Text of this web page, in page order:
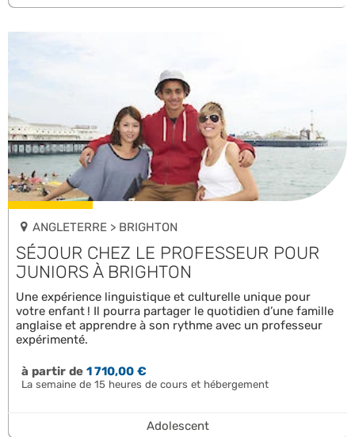
ANGLETERRE > BRIGHTON
SÉJOUR CHEZ LE PROFESSEUR POUR
JUNIORS À BRIGHTON
Une expérience linguistique et culturelle unique pour
votre enfant ! Il pourra partager le quotidien d’une famille
anglaise et apprendre à son rythme avec un professeur
expérimenté.
à partir de1 710,00 €
La semaine de 15 heures de cours et hébergement
Adolescent